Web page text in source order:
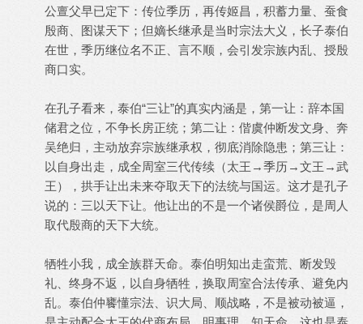
公亶父早已定下：传位季历，再传姬昌，积蓄力量、蚕食
殷商、图谋天下；但嫡长继承是当时宗法大义，长子泰伯
在世，季历继位名不正、言不顺，会引发宗族内乱、授殷
商口实。
在孔子看来，泰伯“三让”的真实内涵是，第一让：辞本国
储君之位，不争长房正统；第二让：偕虞仲断发文身、奔
吴绝归，主动放弃宗族继承权，彻底消除隐患；第三让：
以自身出走，成全周室三代传续（太王→季历→文王→武
王），拱手让出未来夺取天下的法统与国运。这才是孔子
说的：三以天下让。他让出的不是一个诸侯爵位，是周人
取代殷商的天下大统。
牺牲小我，成全族群天命。泰伯明知出走蛮荒、断发毁
礼、终身不返，以自身牺牲，换取周室合法传承、避免内
乱。泰伯仲饔懂宗法、识大局、顺战略，不是被动被逼，